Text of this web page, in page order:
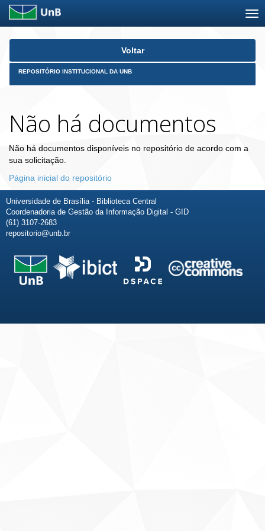
Skip
Voltar
REPOSITÓRIO INSTITUCIONAL DA UNB
Não há documentos
Não há documentos disponíveis no repositório de acordo com a
sua solicitação.
Página inicial do repositório
Universidade de Brasília - Biblioteca Central
Coordenadoria de Gestão da Informação Digital - GID
(61) 3107-2683
repositorio@unb.br